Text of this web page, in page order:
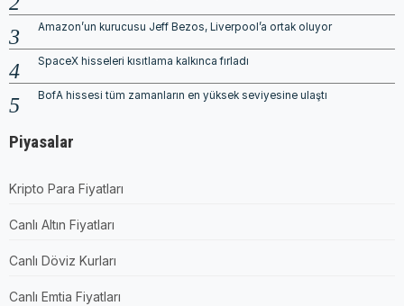
Amazon’un kurucusu Jeff Bezos, Liverpool’a ortak oluyor
SpaceX hisseleri kısıtlama kalkınca fırladı
BofA hissesi tüm zamanların en yüksek seviyesine ulaştı
Piyasalar
Kripto Para Fiyatları
Canlı Altın Fiyatları
Canlı Döviz Kurları
Canlı Emtia Fiyatları